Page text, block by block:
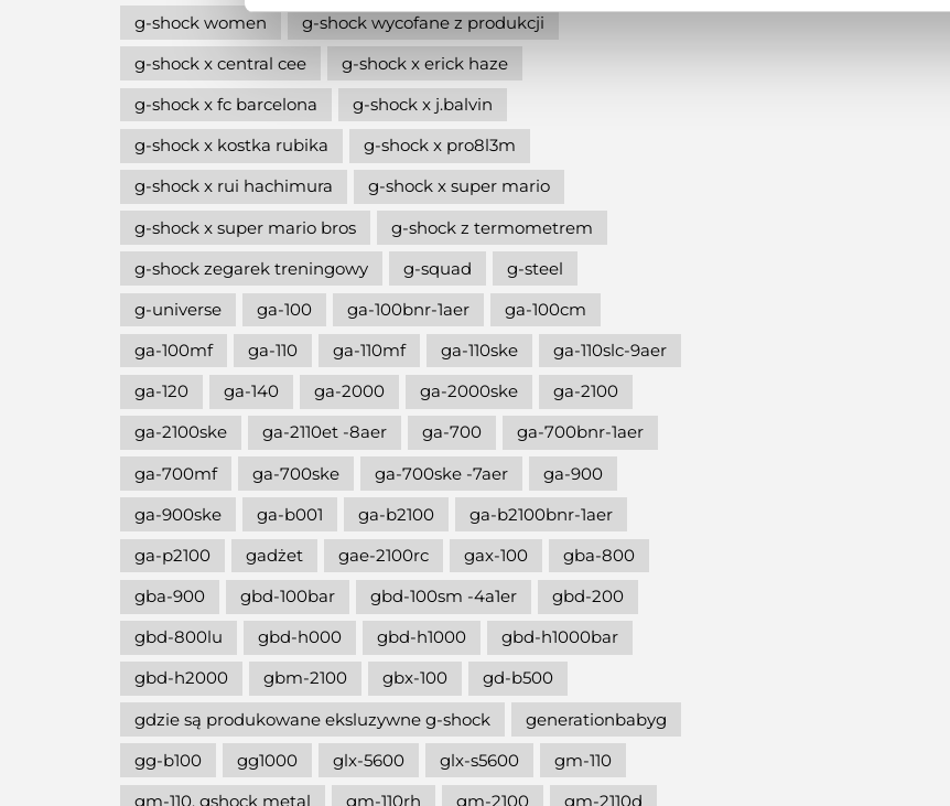
g-shock women
g-shock wycofane z produkcji
g-shock x central cee
g-shock x erick haze
g-shock x fc barcelona
g-shock x j.balvin
g-shock x kostka rubika
g-shock x pro8l3m
g-shock x rui hachimura
g-shock x super mario
g-shock x super mario bros
g-shock z termometrem
g-shock zegarek treningowy
g-squad
g-steel
g-universe
ga-100 ga-100bnr-1aer
ga-100cm
ga-100mf
ga-110 ga-110mf ga-110ske
ga-110slc-9aer
ga-120
ga-140 ga-2000 ga-2000ske
ga-2100
ga-2100ske
ga-2110et -8aer ga-700
ga-700bnr-1aer
ga-700mf
ga-700ske ga-700ske -7aer
ga-900
ga-900ske
ga-b001 ga-b2100
ga-b2100bnr-1aer
ga-p2100
gadżet gae-2100rc gax-100
gba-800
gba-900
gbd-100bar gbd-100sm -4a1er
gbd-200
gbd-800lu
gbd-h000 gbd-h1000
gbd-h1000bar
gbd-h2000
gbm-2100 gbx-100
gd-b500
gdzie są produkowane eksluzywne g-shock
generationbabyg
gg-b100
gg1000 glx-5600 glx-s5600
gm-110
gm-110. gshock metal
gm-110rh gm-2100
gm-2110d